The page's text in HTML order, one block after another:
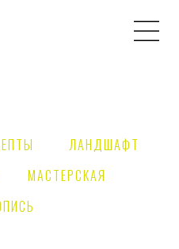
ЛАНДШАФТ
МАСТЕРСКАЯ